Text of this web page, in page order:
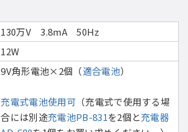
130万V 3.8mA 50Hz
12W
9V角形電池×2個（適合電池）
充電式電池使用可 （充電式で使用する場
合には別途充電池PB-831を2個と充電器